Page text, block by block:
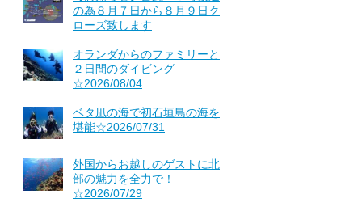
の為８月７日から８月９日ク
ローズ致します
オランダからのファミリーと
２日間のダイビング
☆2026/08/04
ベタ凪の海で初石垣島の海を
堪能☆2026/07/31
外国からお越しのゲストに北
部の魅力を全力で！
☆2026/07/29